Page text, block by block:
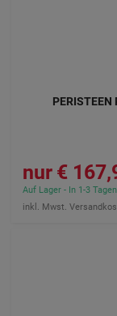
Auf Lager - In 1-3
inkl. Mwst.